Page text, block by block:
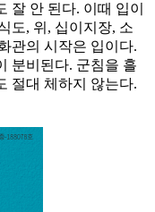
잘 안 된다. 이때 입이
도, 위, 십이지장, 소
관의 시작은 입이다.
분비된다. 군침을 흘
절대 체하지 않는다.